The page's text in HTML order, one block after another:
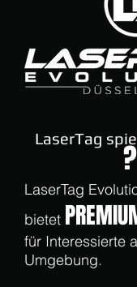
LaserTag ?
LaserTag
bietet
für Interessierte
Umgebung.